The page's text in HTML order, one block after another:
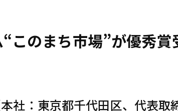
このまち市場”が優秀賞
社：東京都千代田区、代表取